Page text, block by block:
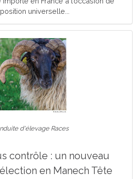
universelle...
d'élevage Races
contrôle : un nouveau
en Manech Tête